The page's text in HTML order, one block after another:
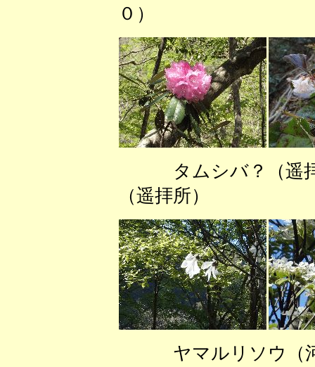
０）
タムシバ？
（遥拝所） ミ
ヤマルリソ